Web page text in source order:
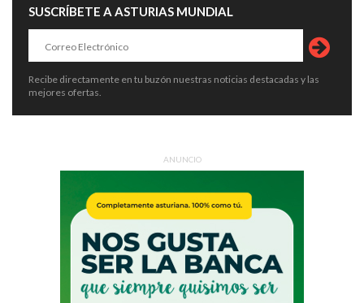
SUSCRÍBETE A ASTURIAS MUNDIAL
Recibe directamente en tu buzón nuestras noticias destacadas y las
mejores ofertas.
ANUNCIO